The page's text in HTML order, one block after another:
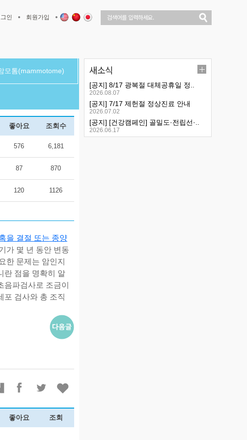
인 회원가입
모톰(mammotome)
좋아요 조회수
576 6,181
87 870
120 1126
을 결절 또는 종양
가 몇 년 동안 변동
한 문제는 암인지
란 점을 명확히 알
음파검사로 조금이
포 검사와 총 조직
좋아요 조회
새소식
[공지] 8/17 광복절 대체공휴일 정..
2026.08.07
[공지] 7/17 제헌절 정상진료 안내
2026.07.02
[공지] [건강캠페인] 골밀도·전립선·..
2026.06.17